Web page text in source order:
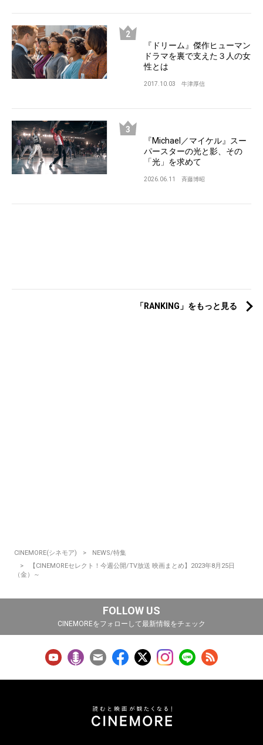
『ドリーム』傑作ヒューマン
ドラマを裏で支えた３人の女
性とは
2017.10.03 牛津厚信
『Michael／マイケル』スー
パースターの光と影、その
「光」を求めて
2026.06.11 斉藤博昭
「RANKING」をもっと見る
CINEMORE(シネモア)
NEWS/特集
【CINEMOREセレクト！今週公開/TV放送 映画まとめ】2023年8月25日
（金）～
FOLLOW US
CINEMOREをフォローして最新情報をチェック